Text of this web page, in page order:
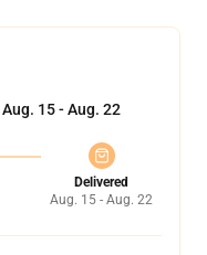
Aug. 15 - Aug. 22
Delivered
Aug. 15 - Aug. 22